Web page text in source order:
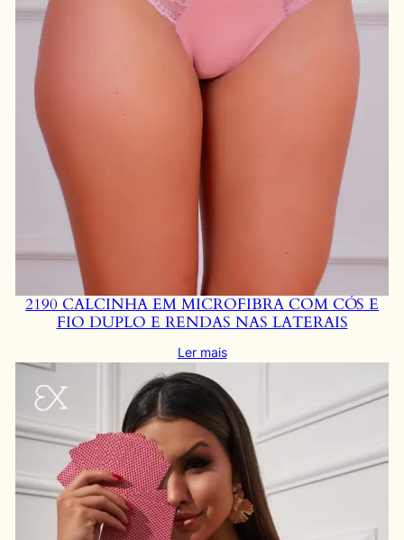
2190 CALCINHA EM MICROFIBRA COM CÓS E
FIO DUPLO E RENDAS NAS LATERAIS
Ler mais